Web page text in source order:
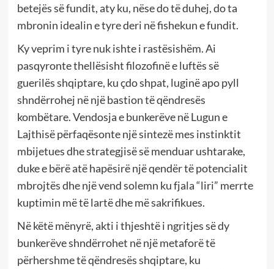
betejës së fundit, aty ku, nëse do të duhej, do ta
mbronin idealin e tyre deri në fishekun e fundit.
Ky veprim i tyre nuk ishte i rastësishëm. Ai
pasqyronte thellësisht filozofinë e luftës së
guerilës shqiptare, ku çdo shpat, luginë apo pyll
shndërrohej në një bastion të qëndresës
kombëtare. Vendosja e bunkerëve në Lugun e
Lajthisë përfaqësonte një sintezë mes instinktit
mbijetues dhe strategjisë së menduar ushtarake,
duke e bërë atë hapësirë një qendër të potencialit
mbrojtës dhe një vend solemn ku fjala “liri” merrte
kuptimin më të lartë dhe më sakrifikues.
Në këtë mënyrë, akti i thjeshtë i ngritjes së dy
bunkerëve shndërrohet në një metaforë të
përhershme të qëndresës shqiptare, ku